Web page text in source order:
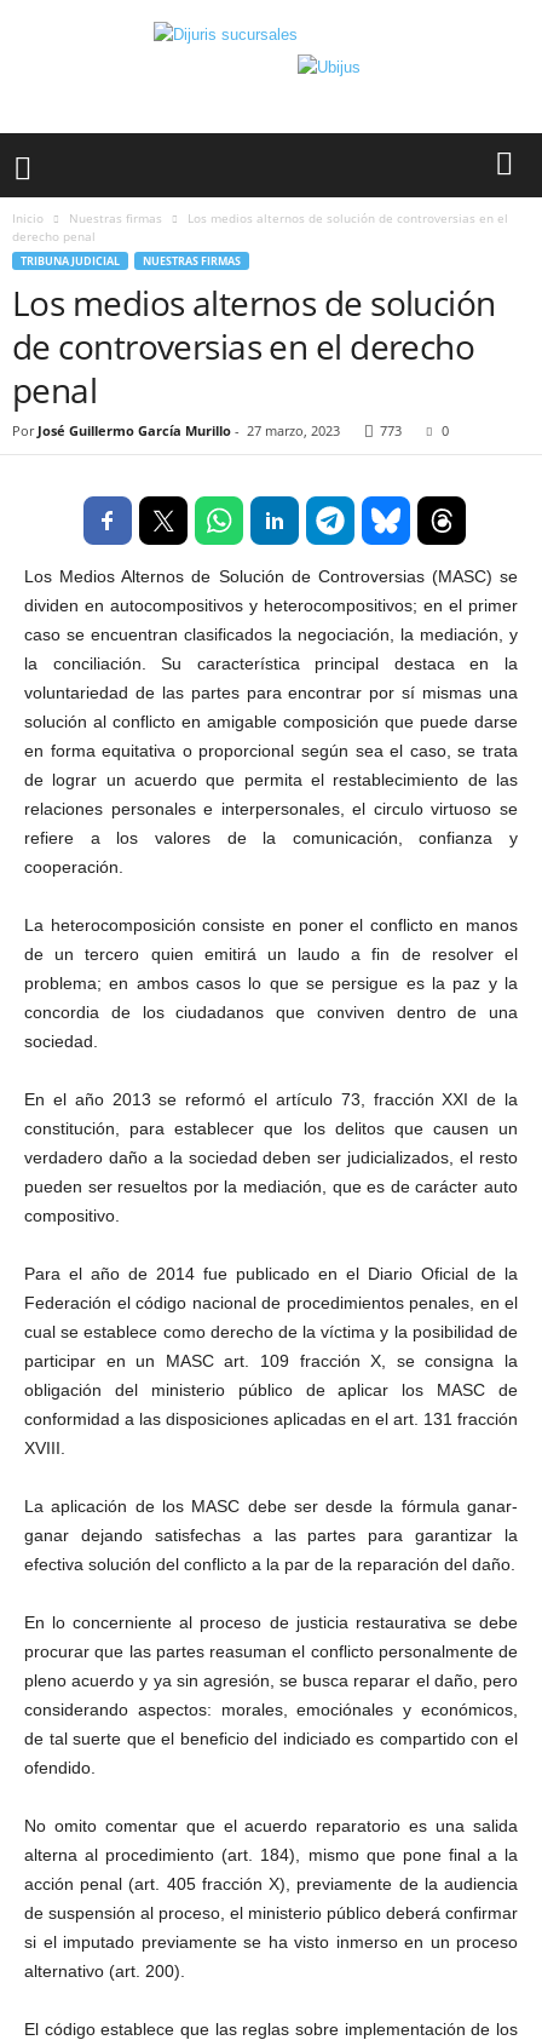
Inicio Nuestras firmas
Los medios alternos de solución de controversias en el
derecho penal
TRIBUNA JUDICIAL NUESTRAS FIRMAS
Los medios alternos de solución
de controversias en el derecho
penal
Por José Guillermo García Murillo - 27 marzo, 2023 773 0
Los Medios Alternos de Solución de Controversias (MASC) se
dividen en autocompositivos y heterocompositivos; en el primer
caso se encuentran clasificados la negociación, la mediación, y
la conciliación. Su característica principal destaca en la
voluntariedad de las partes para encontrar por sí mismas una
solución al conflicto en amigable composición que puede darse
en forma equitativa o proporcional según sea el caso, se trata
de lograr un acuerdo que permita el restablecimiento de las
relaciones personales e interpersonales, el circulo virtuoso se
refiere a los valores de la comunicación, confianza y
cooperación.
La heterocomposición consiste en poner el conflicto en manos
de un tercero quien emitirá un laudo a fin de resolver el
problema; en ambos casos lo que se persigue es la paz y la
concordia de los ciudadanos que conviven dentro de una
sociedad.
En el año 2013 se reformó el artículo 73, fracción XXI de la
constitución, para establecer que los delitos que causen un
verdadero daño a la sociedad deben ser judicializados, el resto
pueden ser resueltos por la mediación, que es de carácter auto
compositivo.
Para el año de 2014 fue publicado en el Diario Oficial de la
Federación el código nacional de procedimientos penales, en el
cual se establece como derecho de la víctima y la posibilidad de
participar en un MASC art. 109 fracción X, se consigna la
obligación del ministerio público de aplicar los MASC de
conformidad a las disposiciones aplicadas en el art. 131 fracción
XVIII.
La aplicación de los MASC debe ser desde la fórmula ganar-
ganar dejando satisfechas a las partes para garantizar la
efectiva solución del conflicto a la par de la reparación del daño.
En lo concerniente al proceso de justicia restaurativa se debe
procurar que las partes reasuman el conflicto personalmente de
pleno acuerdo y ya sin agresión, se busca reparar el daño, pero
considerando aspectos: morales, emociónales y económicos,
de tal suerte que el beneficio del indiciado es compartido con el
ofendido.
No omito comentar que el acuerdo reparatorio es una salida
alterna al procedimiento (art. 184), mismo que pone final a la
acción penal (art. 405 fracción X), previamente de la audiencia
de suspensión al proceso, el ministerio público deberá confirmar
si el imputado previamente se ha visto inmerso en un proceso
alternativo (art. 200).
El código establece que las reglas sobre implementación de los